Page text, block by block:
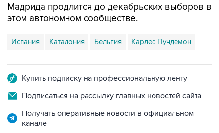
Мадрида продлится до декабрьских выборов в
этом автономном сообществе.
Испания Каталония Бельгия Карлес Пучдемон
Купить подписку на профессиональную ленту
Подписаться на рассылку главных новостей сайта
Получать оперативные новости в официальном
канале